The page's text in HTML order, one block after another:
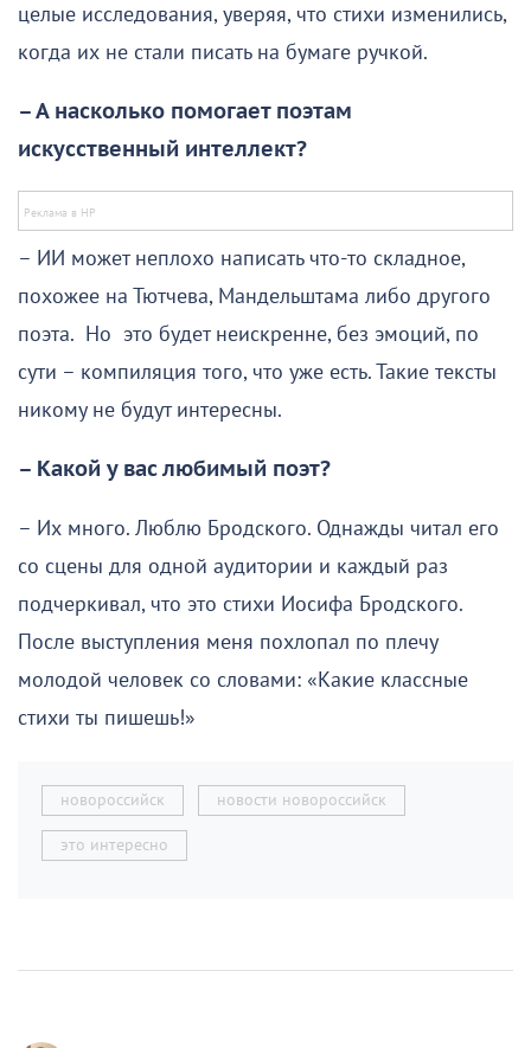
целые исследования, уверяя, что стихи изменились,
когда их не стали писать на бумаге ручкой.
– А насколько помогает поэтам
искусственный интеллект?
– ИИ может неплохо написать что-то складное,
похожее на Тютчева, Мандельштама либо другого
поэта. Но это будет неискренне, без эмоций, по
сути – компиляция того, что уже есть. Такие тексты
никому не будут интересны.
– Какой у вас любимый поэт?
– Их много. Люблю Бродского. Однажды читал его
со сцены для одной аудитории и каждый раз
подчеркивал, что это стихи Иосифа Бродского.
После выступления меня похлопал по плечу
молодой человек со словами: «Какие классные
стихи ты пишешь!»
новороссийск новости новороссийск
это интересно